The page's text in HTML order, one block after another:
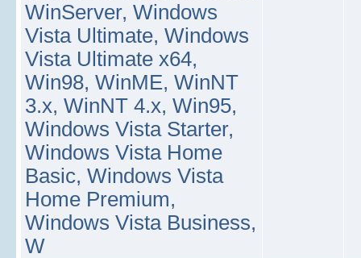
WinServer, Windows
Vista Ultimate, Windows
Vista Ultimate x64,
Win98, WinME, WinNT
3.x, WinNT 4.x, Win95,
Windows Vista Starter,
Windows Vista Home
Basic, Windows Vista
Home Premium,
Windows Vista Business,
W